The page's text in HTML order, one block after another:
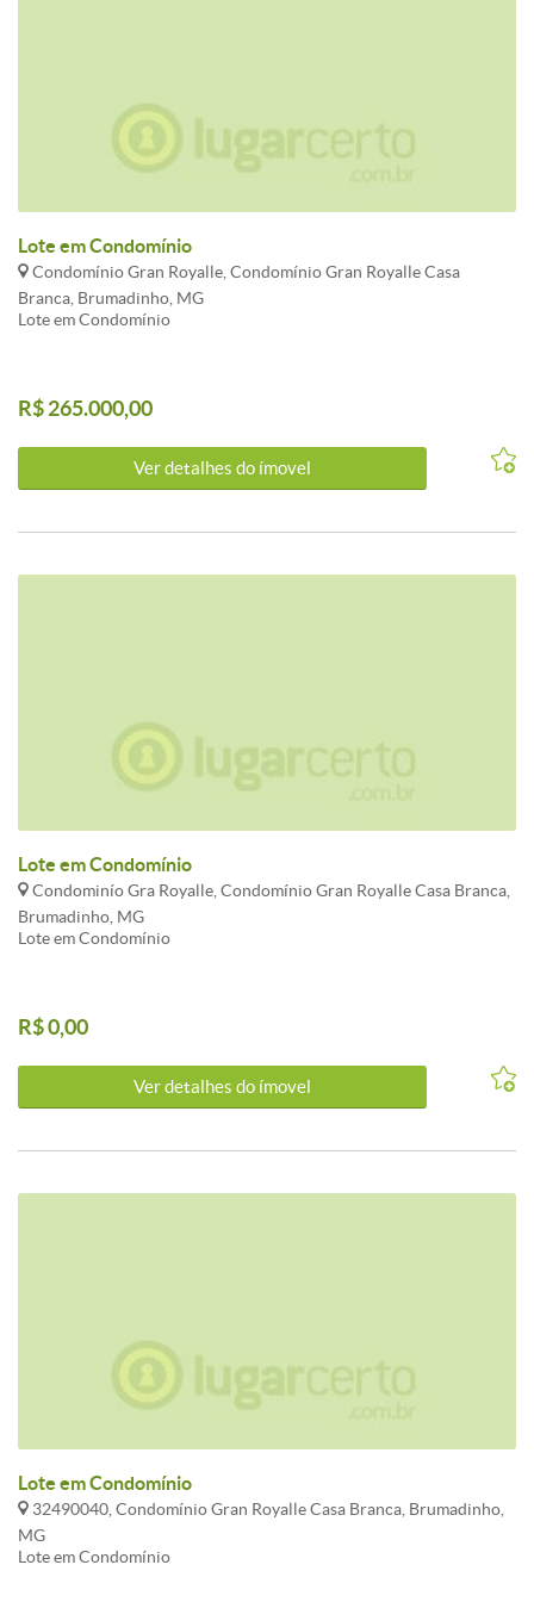
Lote em Condomínio
Condomínio Gran Royalle, Condomínio Gran Royalle Casa
Branca, Brumadinho, MG
Lote em Condomínio
R$ 265.000,00
Ver detalhes do ímovel
Lote em Condomínio
Condominío Gra Royalle, Condomínio Gran Royalle Casa Branca,
Brumadinho, MG
Lote em Condomínio
R$ 0,00
Ver detalhes do ímovel
Lote em Condomínio
32490040, Condomínio Gran Royalle Casa Branca, Brumadinho,
MG
Lote em Condomínio